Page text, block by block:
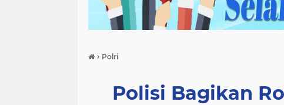
› Polri
Polisi Bagikan